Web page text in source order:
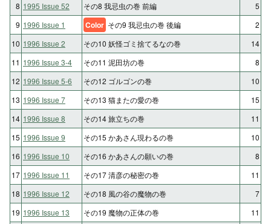
8 1995 Issue 52 その8 我忌虫の巻 前編
5
9 1996 Issue 1 Color その9 我忌虫の巻 後編
2
10 1996 Issue 2 その10 妖怪ゴミ捨てるなの巻
14
11 1996 Issue 3-4 その11 泥田坊の巻
8
12 1996 Issue 5-6 その12 ゴルゴンの巻
10
13 1996 Issue 7 その13 猫またの愛の巻
15
14 1996 Issue 8 その14 旅立ちの巻
11
15 1996 Issue 9 その15 かあさん現わるの巻
10
16 1996 Issue 10 その16 かあさんの願いの巻
8
17 1996 Issue 11 その17 清彦の秘密の巻
11
18 1996 Issue 12 その18 風の谷の魔物の巻
7
19 1996 Issue 13 その19 魔物の正体の巻
11